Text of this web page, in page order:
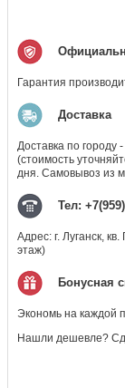
Гарантия
Доставка
Доставка по городу
(стоимость
дня. Самовывоз из
Тел:
Адрес: г. Луганск,
этаж)
Бонусная
Экономь на каждой
Нашли дешевле?